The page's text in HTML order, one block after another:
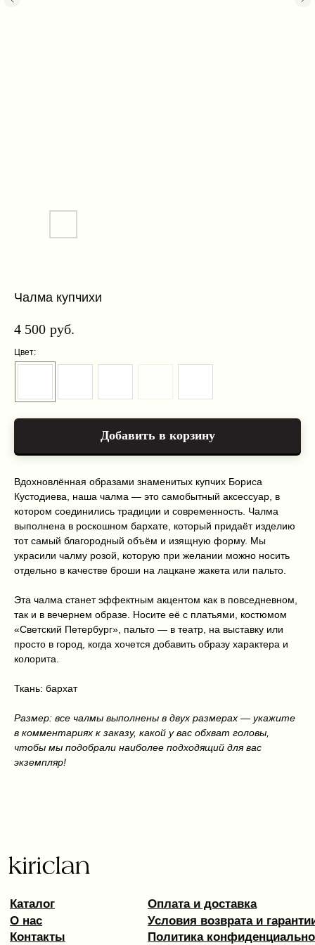
Чалма купчихи
4 500 руб.
Цвет:
Добавить в корзину
Вдохновлённая образами знаменитых купчих Бориса
Кустодиева, наша чалма — это самобытный аксессуар, в
котором соединились традиции и современность. Чалма
выполнена в роскошном бархате, который придаёт изделию
тот самый благородный объём и изящную форму. Мы
украсили чалму розой, которую при желании можно носить
отдельно в качестве броши на лацкане жакета или пальто.
Эта чалма станет эффектным акцентом как в повседневном,
так и в вечернем образе. Носите её с платьями, костюмом
«Светский Петербург», пальто — в театр, на выставку или
просто в город, когда хочется добавить образу характера и
колорита.
Ткань: бархат
Размер: все чалмы выполнены в двух размерах — укажите
в комментариях к заказу, какой у вас обхват головы,
чтобы мы подобрали наиболее подходящий для вас
экземпляр!
О нас
Kiriclan © 2025 Design by 456 Studio
Каталог
+7 999 216 91 51
kiriclanspb@gmail.com
Оплата и доставка
Условия возврата и гарантии